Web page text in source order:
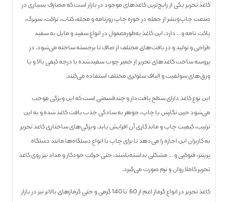
کاغذ تحریر یکی از رایج‌ترین کاغذهای موجود در بازار است که مصارف بسیاری در
صنعت چاپ‌ونشر از جمله در حوزه چاپ روزنامه و مجله، کتاب، تراکت، سر‌برگ،
پاکت نامه و… دارد. این کاغذ به‌طور‌معمول در انواع سفید و مایل به سفید
طراحی و تولید و در بافت‌های مختلف از صاف تا برجسته ساخته می‌شود. در
پروسه ساخت کاغذ‌های تحریر از خمیر چوب سفید‌شده با درجه کیفی بالا و یا
ورق‌های سولفیت و الیاف سلولزی مختلف استفاده می‌کنند.
این نوع کاغذ دارای سطح بافت‌دار و چند‌قسمتی است که این ویژگی موجب
می‌شود حین نگارش یا چاپ، جوهر به سادگی جذب بافت کاغذ شده و به این
ترتیب، کیفیت چاپ و ماندگاری آن افزایش یابد. ویژگی‌های ساختاری کاغذ تحریر
به کاربران این اجازه را می‌دهد تا برای چاپ با انواع دستگاه‌ها مانند دستگاه
پرینتر، فتوکپی و … مشکلی نداشته‌باشند، حتی حرکت خودکار و مداد نیز روی کاغذ
تحریر کاملا روان و نرم صورت می‌گیرد.
کاغذ‌ تحریر در انواع گرماژ اعم از 60 تا 140 گرمی و حتی گرماژهای بالاتر نیز در بازار